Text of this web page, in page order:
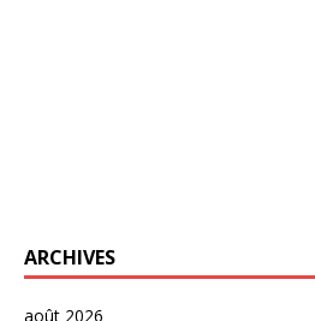
ARCHIVES
août 2026